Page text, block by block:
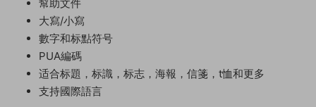
幫助文件
大寫/小寫
數字和标點符号
PUA編碼
适合标題，标識，标志，海報，信箋，t恤和更多
支持國際語言